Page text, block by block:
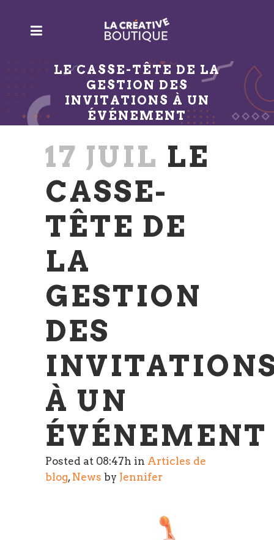
LE CASSE-TÊTE DE LA
GESTION DES
INVITATIONS À UN
ÉVÉNEMENT
17 JUIL LE
CASSE-
TÊTE DE
LA
GESTION
DES
À UN
ÉVÉNEMENT
Posted at 08:47h in Articles de
blog, News by Jennifer